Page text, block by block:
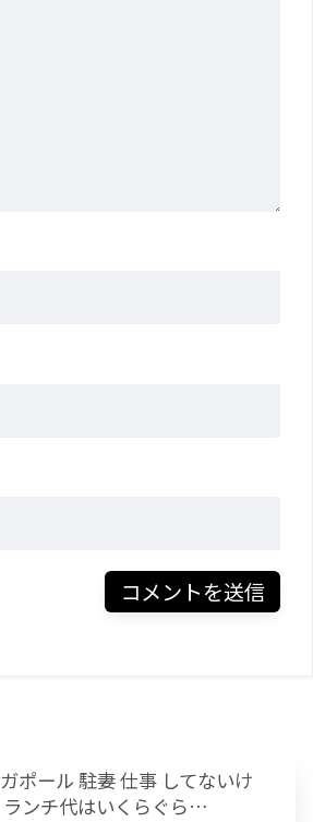
ポール 駐妻 仕事 してないけ
ランチ代はいくらぐら…